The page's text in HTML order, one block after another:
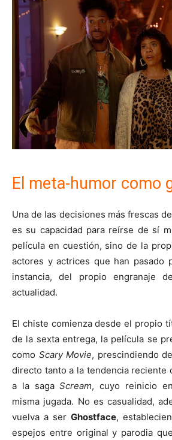
El meta-humor como
Una de las decisiones más frescas
es su capacidad para reírse de sí
película en cuestión, sino de la
actores y actrices que han pasado
instancia, del propio engranaje
actualidad.
El chiste comienza desde el propio
de la sexta entrega, la película se
como Scary Movie, prescindiendo
directo tanto a la tendencia reciente
a la sagaScream, cuyo reinicio
misma jugada. No es casualidad,
vuelva a ser Ghostface,
espejos entre original y parodia